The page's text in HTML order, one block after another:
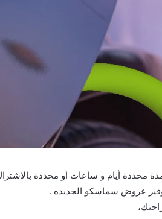
محددة أيام و ساعات أو محددة
عروض سماسكو الجديده .